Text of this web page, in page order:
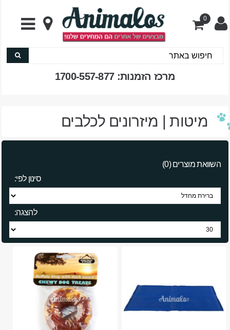
0
מרכז הזמנות: 1700-557-877
מיטות | מיזרונים לכלבים
השוואת מוצרים (0)
סינון לפי:
להצגה: